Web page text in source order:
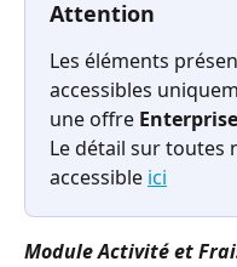
Attention
Les éléments
accessibles
une offre Enterprise
Le détail sur toutes
accessible ici
Module Activité et